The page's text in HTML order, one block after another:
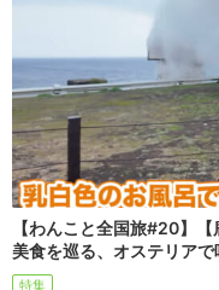
【わんこと全国旅#20】
美食を巡る、オステリア
特集